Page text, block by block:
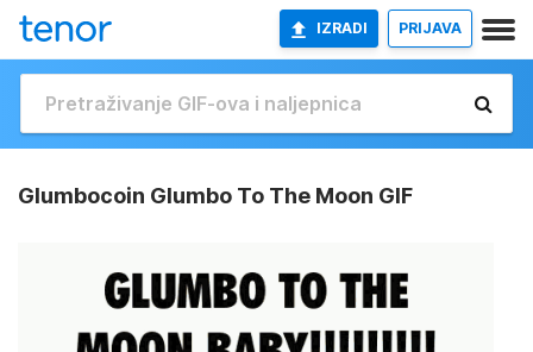
IZRADI PRIJAVA
Glumbocoin Glumbo To The Moon GIF